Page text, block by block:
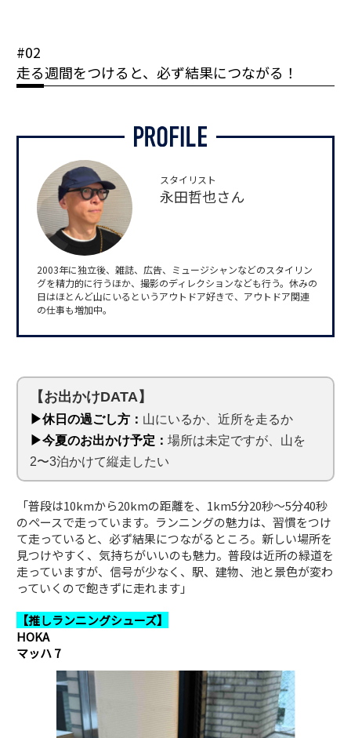
#02
走る週間をつけると、必ず結果につながる！
スタイリスト
永田哲也さん
2003年に独立後、雑誌、広告、ミュージシャンなどのスタイリン
グを精力的に行うほか、撮影のディレクションなども行う。休みの
日はほとんど山にいるというアウトドア好きで、アウトドア関連
の仕事も増加中。
【お出かけDATA】
▶休日の過ごし方： 山にいるか、近所を走るか
▶今夏のお出かけ予定：場所は未定ですが、山を
2〜3泊かけて縦走したい
「普段は10kmから20kmの距離を、1km5分20秒〜5分40秒
のペースで走っています。ランニングの魅力は、習慣をつけ
て走っていると、必ず結果につながるところ。新しい場所を
見つけやすく、気持ちがいいのも魅力。普段は近所の緑道を
走っていますが、信号が少なく、駅、建物、池と景色が変わ
っていくので飽きずに走れます」
【推しランニングシューズ】
HOKA
マッハ 7